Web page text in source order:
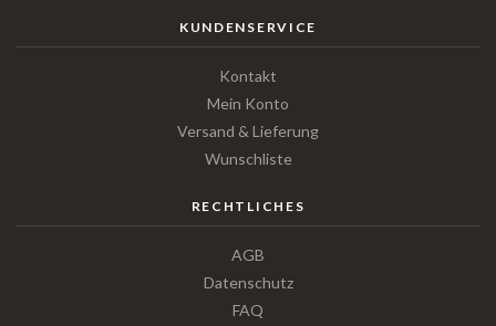
KUNDENSERVICE
Kontakt
Mein Konto
Versand & Lieferung
Wunschliste
RECHTLICHES
AGB
Datenschutz
FAQ